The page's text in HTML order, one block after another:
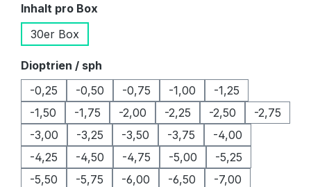
Inhalt pro Box
30er Box
Dioptrien / sph
-0,25
-0,50 -0,75 -1,00
-1,25
-1,50
-1,75 -2,00 -2,25 -2,50
-2,75
-3,00
-3,25 -3,50 -3,75
-4,00
-4,25
-4,50 -4,75 -5,00
-5,25
-5,50
-5,75 -6,00 -6,50
-7,00